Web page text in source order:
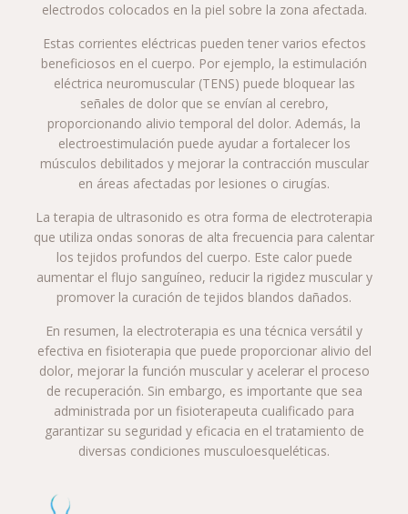
electrodos colocados en la piel sobre la zona afectada.
Estas corrientes eléctricas pueden tener varios efectos
beneficiosos en el cuerpo. Por ejemplo, la estimulación
eléctrica neuromuscular (TENS) puede bloquear las
señales de dolor que se envían al cerebro,
proporcionando alivio temporal del dolor. Además, la
electroestimulación puede ayudar a fortalecer los
músculos debilitados y mejorar la contracción muscular
en áreas afectadas por lesiones o cirugías.
La terapia de ultrasonido es otra forma de electroterapia
que utiliza ondas sonoras de alta frecuencia para calentar
los tejidos profundos del cuerpo. Este calor puede
aumentar el flujo sanguíneo, reducir la rigidez muscular y
promover la curación de tejidos blandos dañados.
En resumen, la electroterapia es una técnica versátil y
efectiva en fisioterapia que puede proporcionar alivio del
dolor, mejorar la función muscular y acelerar el proceso
de recuperación. Sin embargo, es importante que sea
administrada por un fisioterapeuta cualificado para
garantizar su seguridad y eficacia en el tratamiento de
diversas condiciones musculoesqueléticas.